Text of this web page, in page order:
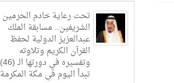
تحت رعاية خادم الحرمين
الشريفين.. مسابقة الملك
عبدالعزيز الدولية لحفظ
القرآن الكريم وتلاوته
وتفسيره في دورتها الـ (46)
تبدأ اليوم في مكة المكرمة